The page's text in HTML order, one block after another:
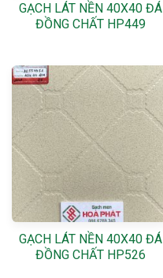
GẠCH LÁT NỀN 40X40 ĐÁ
ĐỒNG CHẤT HP449
GẠCH LÁT NỀN 40X40 ĐÁ
ĐỒNG CHẤT HP526